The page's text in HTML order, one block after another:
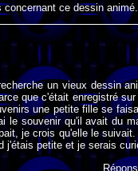
ce dessin animé.
un vieux dessin
que c'était enregistré
une petite fille se
le souvenir qu'il avait du
je crois qu'elle le
j'étais petite et je serais